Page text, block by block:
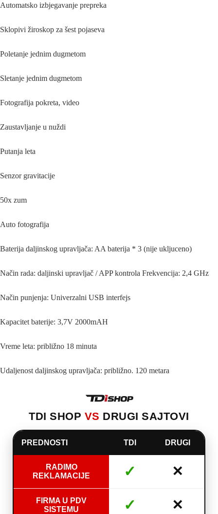
Automatsko izbjegavanje prepreka
Sklopivi žiroskop za šest pojaseva
Poletanje jednim dugmetom
Sletanje jednim dugmetom
Fotografija pokreta, video
Zaustavljanje u nuždi
Putanja leta
Senzor gravitacije
50x zum
Auto fotografija
Baterija daljinskog upravljača: AA baterija * 3 (nije ukljuceno)
Način rada: daljinski upravljač / APP kontrola Frekvencija: 2,4 GHz
Način punjenja: Univerzalni USB interfejs
Kapacitet baterije: 3,7V 2000mAH
Vreme leta: približno 18 minuta
Udaljenost daljinskog upravljača: približno. 120 metara
TDI SHOP VS DRUGI SAJTOVI
PREDNOSTI TDI DRUGI
RADIMO
REKLAMACIJE
✓ ✕
FIRMA U PDV
SISTEMU
✓ ✕